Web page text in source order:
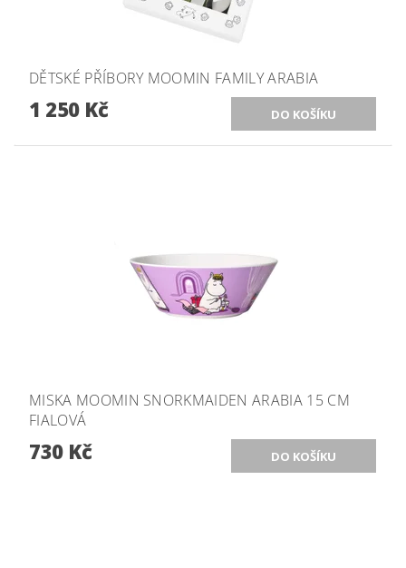
DĚTSKÉ PŘÍBORY MOOMIN FAMILY ARABIA
1 250 Kč
MISKA MOOMIN SNORKMAIDEN ARABIA 15 CM
FIALOVÁ
730 Kč